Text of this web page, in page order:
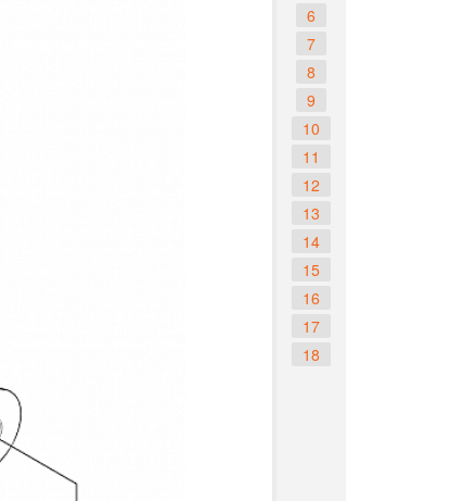
6
7
8
9
10
11
12
13
14
15
16
17
18